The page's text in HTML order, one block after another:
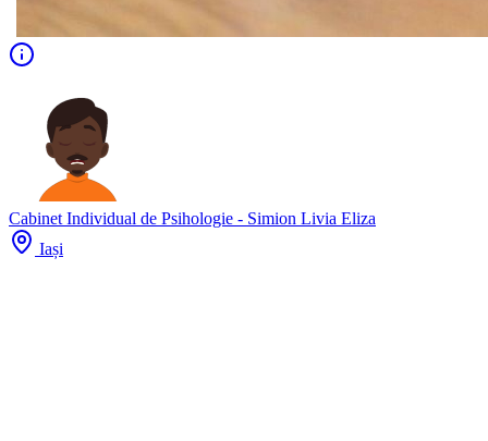
Cabinet Individual de Psihologie - Simion Livia Eliza
Iași